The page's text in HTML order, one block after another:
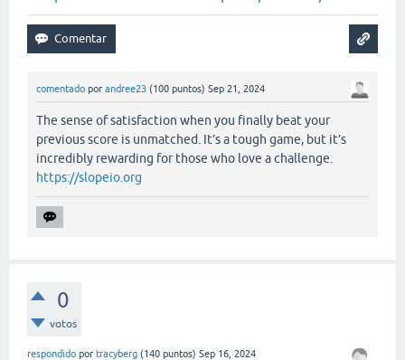
comentado por andree23 (100 puntos) Sep 21, 2024
The sense of satisfaction when you finally beat your
previous score is unmatched. It’s a tough game, but it’s
incredibly rewarding for those who love a challenge.
https://slopeio.org
0
votos
respondido por tracyberg (140 puntos) Sep 16, 2024